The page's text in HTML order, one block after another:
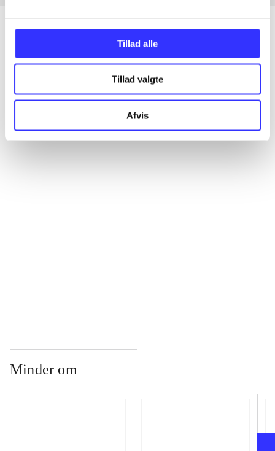
Tillad alle
Tillad valgte
Afvis
Artikler
Alle registrerede artikler fordelt på udgivelser
Minder om